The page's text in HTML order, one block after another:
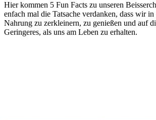
Hier kommen 5 Fun Facts zu unseren
enfach mal die Tatsache verdanken, dass wir
Nahrung zu zerkleinern, zu genießen und auf
Geringeres, als uns am Leben zu erhalten.